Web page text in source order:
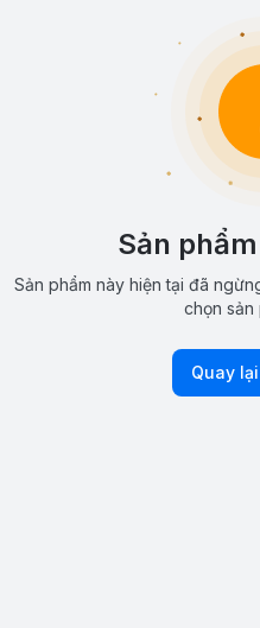
Sản
Sản phẩm này hiện tại đã
chọn sản
Quay